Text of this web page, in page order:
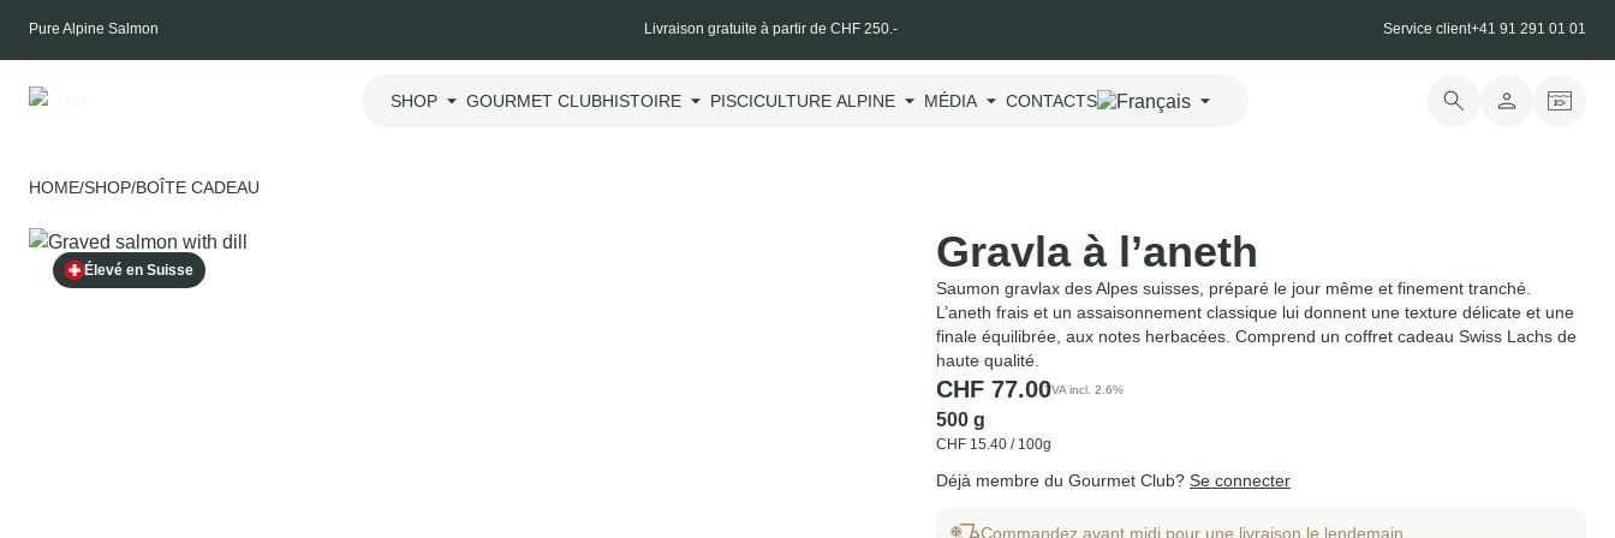
Pure Alpine Salmon Livraison gratuite à partir de CHF 250.- Service client+41 91 291 01 01
SHOP GOURMET CLUBHISTOIRE PISCICULTURE ALPINE MÉDIA CONTACTS
HOME/SHOP/BOÎTE CADEAU
Élevé en Suisse Gravla à l’aneth
Saumon gravlax des Alpes suisses, préparé le jour même et finement tranché.
L’aneth frais et un assaisonnement classique lui donnent une texture délicate et une
finale équilibrée, aux notes herbacées. Comprend un coffret cadeau Swiss Lachs de
haute qualité.
CHF 77.00TVA incl. 2.6%
500 g
CHF 15.40 / 100g
Déjà membre du Gourmet Club? Se connecter
Commandez avant midi pour une livraison le lendemain.